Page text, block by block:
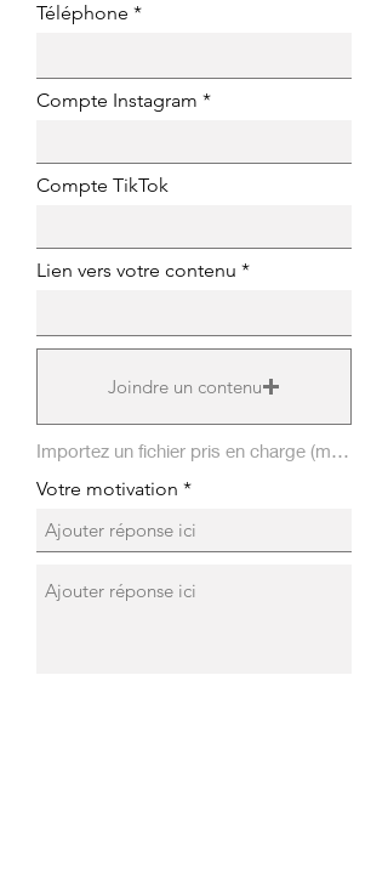
Téléphone
Compte Instagram *
Compte TikTok
Lien vers votre contenu
Joindre un contenu
Importez un fichier pris en charge (max. 15 Mo)
Votre motivation *